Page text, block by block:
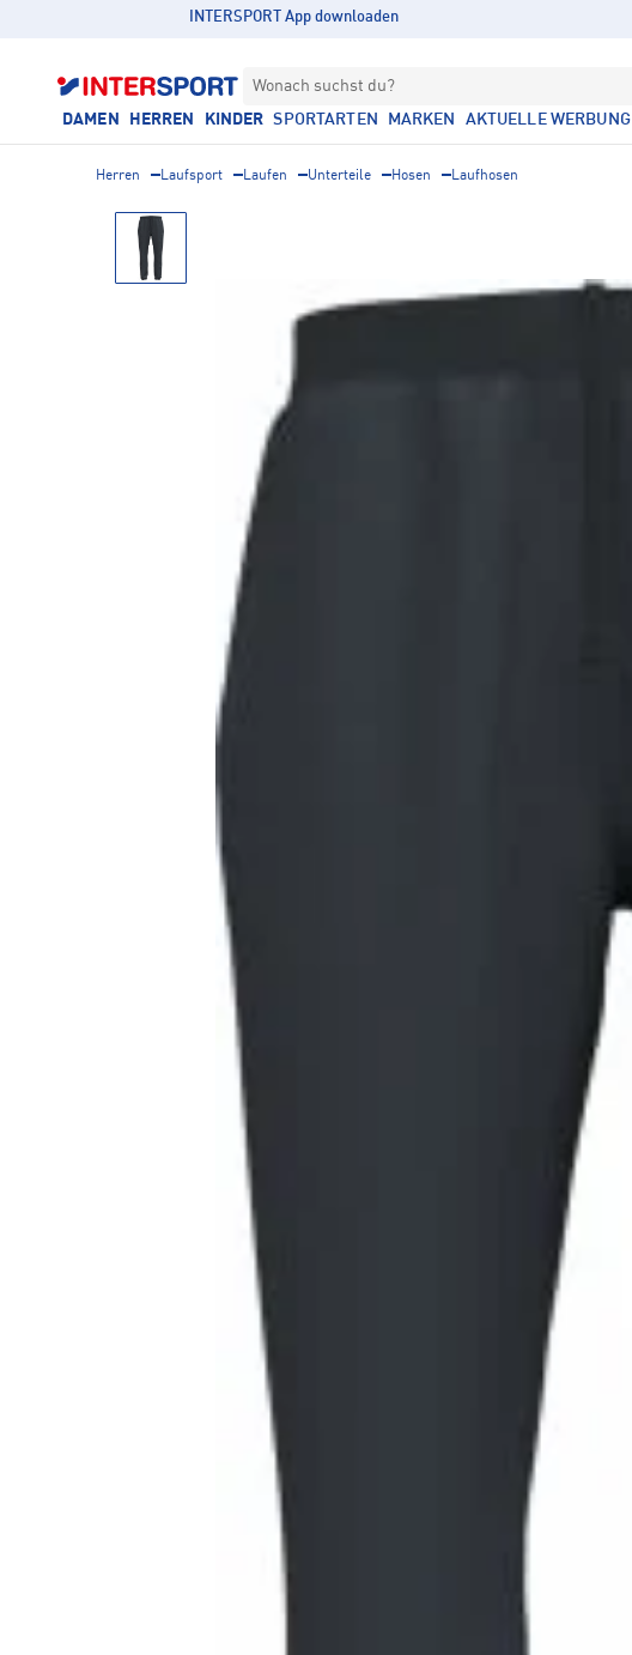
INTERSPORT App downloaden
Wonach suchst du?
DAMEN HERREN KINDER SPORTARTEN MARKEN AKTUELLE WERBUNG
Herren Laufsport Laufen Unterteile Hosen Laufhosen